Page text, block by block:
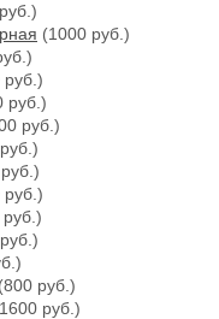
(1000 руб.)
руб.)
руб.)
руб.)
руб.)
(800 руб.)
руб.)